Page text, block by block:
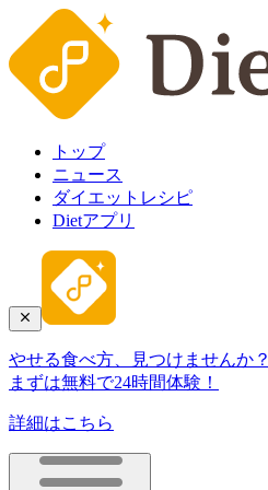
トップ
ニュース
ダイエットレシピ
Dietアプリ
やせる食べ方、見つけませんか？
まずは無料で24時間体験！
詳細はこちら